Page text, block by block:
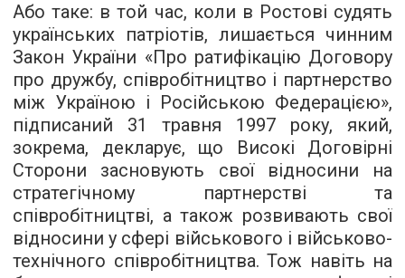
Або таке: в той час, коли в Ростові судять
українських патріотів, лишається чинним
Закон України «Про ратифікацію Договору
про дружбу, співробітництво і партнерство
між Україною і Російською Федерацією»,
підписаний 31 травня 1997 року, який,
зокрема, декларує, що Високі Договірні
Сторони засновують свої відносини на
стратегічному партнерстві та
співробітництві, а також розвивають свої
відносини у сфері військового і військово-
технічного співробітництва. Тож навіть на